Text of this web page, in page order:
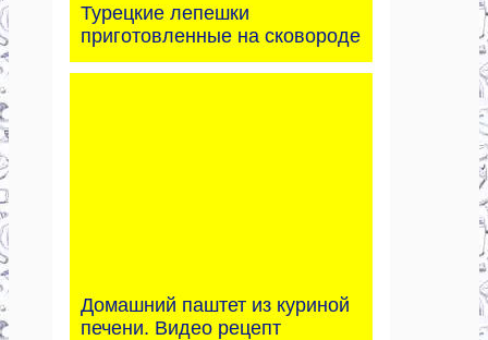
Турецкие лепешки
приготовленные на сковороде
Домашний паштет из куриной
печени. Видео рецепт